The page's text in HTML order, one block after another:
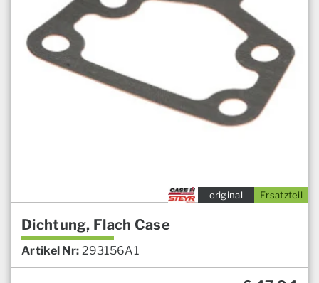
Ersatzteil
original
Dichtung, Flach Case
Artikel Nr: 293156A1